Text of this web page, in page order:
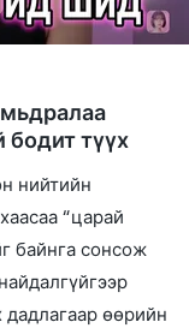
бодит түүх
нийтийн
“царай
байнга сонсож
дадлагаар өөрийн